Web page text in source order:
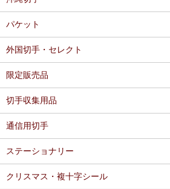
パケット
外国切手・セレクト
限定販売品
切手収集用品
通信用切手
ステーショナリー
クリスマス・複十字シール